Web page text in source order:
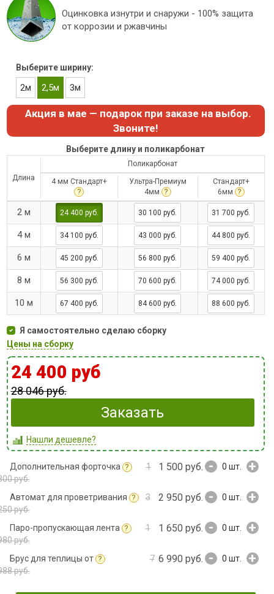
Оцинковка изнутри и снаружи - 100% защита
от коррозии и ржавчины
Выберите ширину:
2м 2,5м 3м
Акция в мае — подарок при заказе на выбор.
Звоните!
Выберите длину и поликарбонат
Длина
Поликарбонат
4 мм Стандарт+
?
Ультра-Премиум
4мм
?
Стандарт+
6мм
?
2 м 24 400 руб. 30 100 руб. 31 700 руб.
4 м 34 100 руб. 43 000 руб. 44 800 руб.
6 м 45 200 руб. 56 800 руб. 59 400 руб.
8 м 56 300 руб. 70 600 руб. 74 000 руб.
10 м 67 400 руб. 84 600 руб. 88 600 руб.
Я самостоятельно сделаю сборку
Цены на сборку
24 400 руб
28 046 руб.
Заказать
Нашли дешевле?
Дополнительная форточка ?
1
руб.
1 500 руб. - 0 шт. +
Автомат для проветривания ?
3
руб.
2 950 руб. - 0 шт. +
Паро-пропускающая лента ?
1
руб.
1 650 руб. - 0 шт. +
Брус для теплицы от ?
7
руб.
6 990 руб. - 0 шт. +